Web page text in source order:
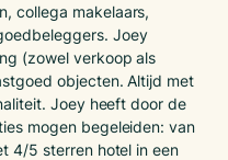
collega makelaars,
Joey
(zowel verkoop als
objecten. Altijd met
Joey heeft door de
mogen begeleiden: van
4/5 sterren hotel in een